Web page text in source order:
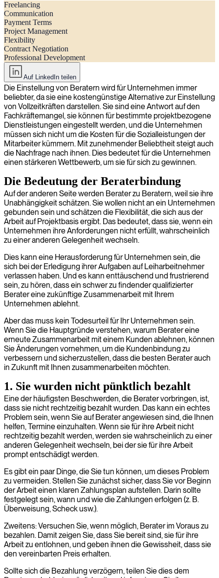
Beibehaltung unabhängiger Berater: Warum unabhängige Berater
nicht mehr für Sie arbeiten werden
Freelancing
Communication
Payment Terms
Project Management
Flexibility
Contract Negotiation
Professional Development
Auf LinkedIn teilen
Die Einstellung von Beratern wird für Unternehmen immer
beliebter, da sie eine kostengünstige Alternative zur Einstellung
von Vollzeitkräften darstellen. Sie sind eine Antwort auf den
Fachkräftemangel, sie können für bestimmte projektbezogene
Dienstleistungen eingestellt werden, und die Unternehmen
müssen sich nicht um die Kosten für die Sozialleistungen der
Mitarbeiter kümmern. Mit zunehmender Beliebtheit steigt auch
die Nachfrage nach ihnen. Dies bedeutet für die Unternehmen
einen stärkeren Wettbewerb, um sie für sich zu gewinnen.
Die Bedeutung der Beraterbindung
Auf der anderen Seite werden Berater zu Beratern, weil sie ihre
Unabhängigkeit schätzen. Sie wollen nicht an ein Unternehmen
gebunden sein und schätzen die Flexibilität, die sich aus der
Arbeit auf Projektbasis ergibt. Das bedeutet, dass sie, wenn ein
Unternehmen ihre Anforderungen nicht erfüllt, wahrscheinlich
zu einer anderen Gelegenheit wechseln.
Dies kann eine Herausforderung für Unternehmen sein, die
sich bei der Erledigung ihrer Aufgaben auf Leiharbeitnehmer
verlassen haben. Und es kann enttäuschend und frustrierend
sein, zu hören, dass ein schwer zu findender qualifizierter
Berater eine zukünftige Zusammenarbeit mit Ihrem
Unternehmen ablehnt.
Aber das muss kein Todesurteil für Ihr Unternehmen sein.
Wenn Sie die Hauptgründe verstehen, warum Berater eine
erneute Zusammenarbeit mit einem Kunden ablehnen, können
Sie Änderungen vornehmen, um die Kundenbindung zu
verbessern und sicherzustellen, dass die besten Berater auch
in Zukunft mit Ihnen zusammenarbeiten möchten.
1. Sie wurden nicht pünktlich bezahlt
Eine der häufigsten Beschwerden, die Berater vorbringen, ist,
dass sie nicht rechtzeitig bezahlt wurden. Das kann ein echtes
Problem sein, wenn Sie auf Berater angewiesen sind, die Ihnen
helfen, Termine einzuhalten. Wenn sie für ihre Arbeit nicht
rechtzeitig bezahlt werden, werden sie wahrscheinlich zu einer
anderen Gelegenheit wechseln, bei der sie für ihre Arbeit
prompt entschädigt werden.
Es gibt ein paar Dinge, die Sie tun können, um dieses Problem
zu vermeiden. Stellen Sie zunächst sicher, dass Sie vor Beginn
der Arbeit einen klaren Zahlungsplan aufstellen. Darin sollte
festgelegt sein, wann und wie die Zahlungen erfolgen (z. B.
Überweisung, Scheck usw.).
Zweitens: Versuchen Sie, wenn möglich, Berater im Voraus zu
bezahlen. Damit zeigen Sie, dass Sie bereit sind, sie für ihre
Arbeit zu entlohnen, und geben ihnen die Gewissheit, dass sie
den vereinbarten Preis erhalten.
Sollte sich die Bezahlung verzögern, teilen Sie dies dem